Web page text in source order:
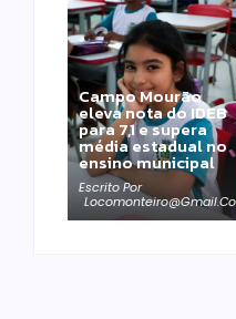
Campo Mourão
eleva nota do IDEB
para 7,1 e supera
média estadual no
ensino municipal
Escrito Por